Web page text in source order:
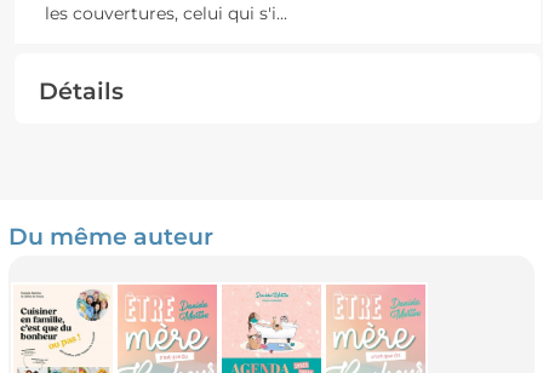
les couvertures, celui qui s'i...
Détails
Du même auteur